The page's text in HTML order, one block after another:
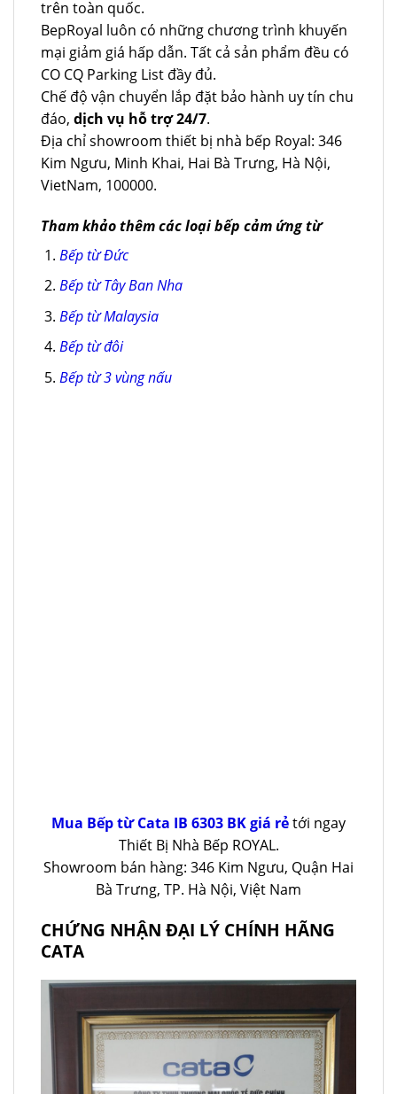
trên toàn quốc.
BepRoyal luôn có những chương trình khuyến
mại giảm giá hấp dẫn. Tất cả sản phẩm đều có
CO CQ Parking List đầy đủ.
Chế độ vận chuyển lắp đặt bảo hành uy tín chu
đáo, dịch vụ hỗ trợ 24/7.
Địa chỉ showroom thiết bị nhà bếp Royal: 346
Kim Ngưu, Minh Khai, Hai Bà Trưng, Hà Nội,
VietNam, 100000.
Tham khảo thêm các loại bếp cảm ứng từ
Bếp từ Đức
Bếp từ Tây Ban Nha
Bếp từ Malaysia
Bếp từ đôi
Bếp từ 3 vùng nấu
Mua Bếp từ Cata IB 6303 BK giá rẻtới ngay
Thiết Bị Nhà Bếp ROYAL.
Showroom bán hàng: 346 Kim Ngưu, Quận Hai
Bà Trưng, TP. Hà Nội, Việt Nam
CHỨNG NHẬN ĐẠI LÝ CHÍNH HÃNG
CATA